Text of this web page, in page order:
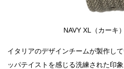
NAVY XL（カー
イタリアのデザインチームが製作し
ッパテイストを感じる洗練された印